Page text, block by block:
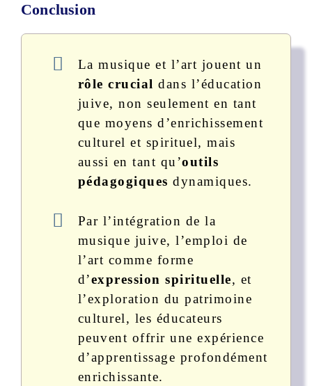
Conclusion
La musique et l’art jouent un
rôle crucial dans l’éducation
juive, non seulement en tant
que moyens d’enrichissement
culturel et spirituel, mais
aussi en tant qu’outils
pédagogiques dynamiques.
Par l’intégration de la
musique juive, l’emploi de
l’art comme forme
d’expression spirituelle, et
l’exploration du patrimoine
culturel, les éducateurs
peuvent offrir une expérience
d’apprentissage profondément
enrichissante.